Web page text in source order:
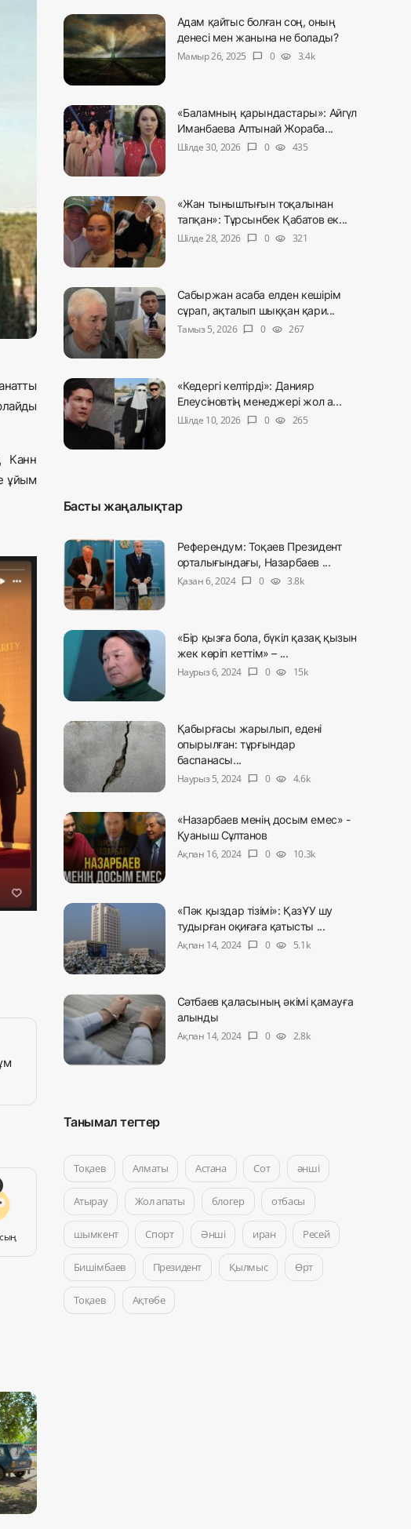
Канн
ұйым
Адам қайтыс болған соң, оның
денесі мен жанына не болады?
Мамыр 26, 2025
chat_bubble 0 visibility 3.4k
«Баламның қарындастары»: Айгүл
Иманбаева Алтынай Жораба...
Шілде 30, 2026
chat_bubble 0 visibility 435
«Жан тыныштығын тоқалынан
тапқан»: Тұрсынбек Қабатов ек...
Шілде 28, 2026
chat_bubble 0 visibility 321
Сабыржан асаба елден кешірім
сұрап, ақталып шыққан қари...
Тамыз 5, 2026 chat_bubble 0 visibility 267
«Кедергі келтірді»: Данияр
Елеусіновтің менеджері жол а...
Шілде 10, 2026
chat_bubble 0 visibility 265
Басты жаңалықтар
Референдум: Тоқаев Президент
орталығындағы, Назарбаев ...
Қазан 6, 2024 chat_bubble 0 visibility 3.8k
«Бір қызға бола, бүкіл қазақ қызын
жек көріп кеттім» – ...
Наурыз 6, 2024
chat_bubble 0 visibility 15k
Қабырғасы жарылып, едені
опырылған: тұрғындар
баспанасы...
Наурыз 5, 2024
chat_bubble 0 visibility 4.6k
«Назарбаев менің досым емес» -
Қуаныш Сұлтанов
Ақпан 16, 2024
chat_bubble 0 visibility 10.3k
«Пәк қыздар тізімі»: ҚазҰУ шу
тудырған оқиғаға қатысты ...
Ақпан 14, 2024
chat_bubble 0 visibility 5.1k
Сәтбаев қаласының әкімі қамауға
алынды
Ақпан 14, 2024
chat_bubble 0 visibility 2.8k
Танымал тегтер
Тоқаев Алматы Астана Сот әнші
Атырау Жол апаты блогер отбасы
шымкент Спорт Әнші иран Ресей
Бишімбаев Президент Қылмыс Өрт
Тоқаев Ақтөбе